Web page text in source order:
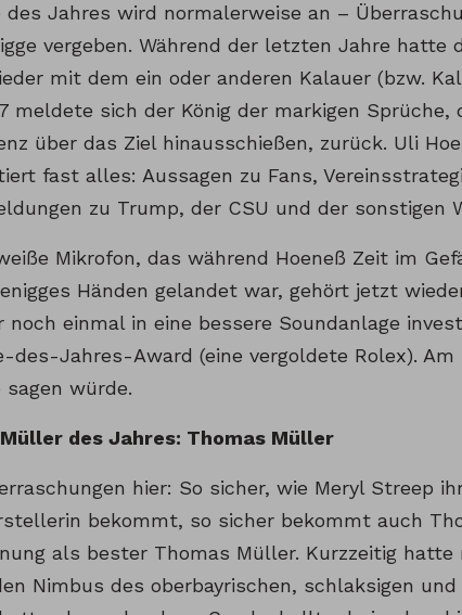
des Jahres wird normalerweise an –
vergeben. Während der letzten Jahre hatte
mit dem ein oder anderen Kalauer (bzw.
meldete sich der König der markigen Sprüche,
über das Ziel hinausschießen, zurück. Uli
fast alles: Aussagen zu Fans,
zu Trump, der CSU und der sonstigen
Mikrofon, das während Hoeneß Zeit im
Händen gelandet war, gehört jetzt
noch einmal in eine bessere Soundanlage
des-Jahres-Award (eine vergoldete Rolex). Am
würde.
des Jahres: Thomas Müller
hier: So sicher, wie Meryl Streep
bekommt, so sicher bekommt auch
als bester Thomas Müller. Kurzzeitig hatte
Nimbus des oberbayrischen, schlaksigen